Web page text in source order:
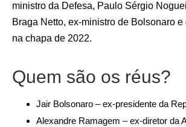
ministro da Defesa, Paulo Sérgio
Braga Netto, ex-ministro de Bolsonaro
na chapa de 2022.
Quem são os réus?
Jair Bolsonaro – ex-presidente da
Alexandre Ramagem – ex-diretor da